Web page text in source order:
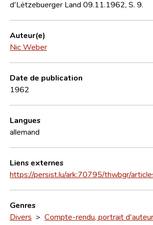
d'Lëtzebuerger Land 09.11.1962, S. 9.
Auteur(e)
Nic Weber
Date de publication
1962
Langues
allemand
Liens externes
https://persist.lu/ark:70795/thwbgr/
Genres
Divers > Compte-rendu, portrait